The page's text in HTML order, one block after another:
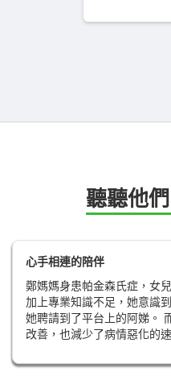
聽聽他
心手相連的陪伴
鄭媽媽身患帕金森氏症，女
加上專業知識不足，她意識
她聘請到了平台上的阿娣。
改善，也減少了病情惡化的速